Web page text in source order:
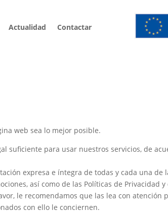
Actualidad Contactar
web sea lo mejor posible.
suficiente para usar nuestros servicios, de
expresa e íntegra de todas y cada una de
así como de las Políticas de Privacidad y
le recomendamos que las lea con atención
con ello le conciernen.